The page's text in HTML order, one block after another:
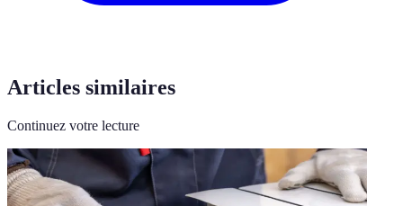
Articles similaires
Continuez votre lecture